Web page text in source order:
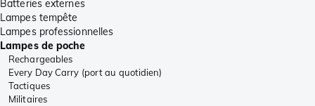
Batteries externes
Lampes tempête
Lampes professionnelles
Lampes de poche
Rechargeables
Every Day Carry (port au quotidien)
Tactiques
Militaires